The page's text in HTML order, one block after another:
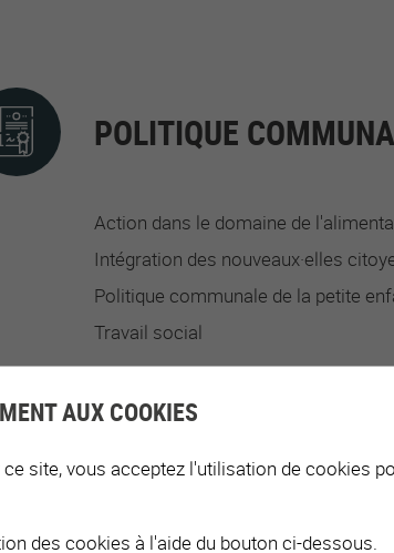
POLITIQUE
Action dans le domaine de
Intégration des nouveaux·elles
Politique communale de la petite
Travail social
OFFRES DE LOISIRS
AUX COOKIES
site, vous acceptez l'utilisation de cookies
des cookies à l'aide du bouton ci-dessous.